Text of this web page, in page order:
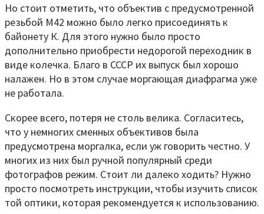
Но стоит отметить, что объектив с предусмотренной
резьбой М42 можно было легко присоединять к
байонету К. Для этого нужно было просто
дополнительно приобрести недорогой переходник в
виде колечка. Благо в СССР их выпуск был хорошо
налажен. Но в этом случае моргающая диафрагма уже
не работала.
Скорее всего, потеря не столь велика. Согласитесь,
что у немногих сменных объективов была
предусмотрена моргалка, если уж говорить честно. У
многих из них был ручной популярный среди
фотографов режим. Стоит ли далеко ходить? Нужно
просто посмотреть инструкции, чтобы изучить список
той оптики, которая рекомендуется к использованию.